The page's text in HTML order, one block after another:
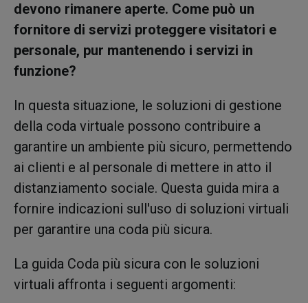
devono rimanere aperte. Come può un
fornitore di servizi proteggere visitatori e
personale, pur mantenendo i servizi in
funzione?
In questa situazione, le soluzioni di gestione
della coda virtuale possono contribuire a
garantire un ambiente più sicuro, permettendo
ai clienti e al personale di mettere in atto il
distanziamento sociale. Questa guida mira a
fornire indicazioni sull'uso di soluzioni virtuali
per garantire una coda più sicura.
La guida Coda più sicura con le soluzioni
virtuali affronta i seguenti argomenti: